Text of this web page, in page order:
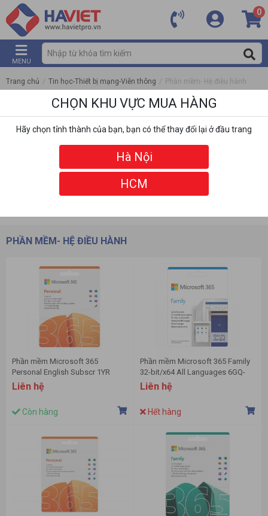
0
MENU
Trang chủ / Tin học-Thiết bị mạng-Viễn thông / Phần mềm- Hệ điều hành
PHẦN MỀM- HỆ ĐIỀU HÀNH
Phần mềm Microsoft 365
Personal English Subscr 1YR
APAC EM Medialess Emerging
Market P10 (QQ2-01896)
Liên hệ
Còn hàng
Phần mềm Microsoft 365 Family
32-bit/x64 All Languages 6GQ-
00083 - Key điện tử
Liên hệ
Hết hàng
CHỌN KHU VỰC MUA HÀNG
Hãy chọn tỉnh thành của bạn, bạn có thể thay đổi lại ở đầu trang
Hà Nội
HCM